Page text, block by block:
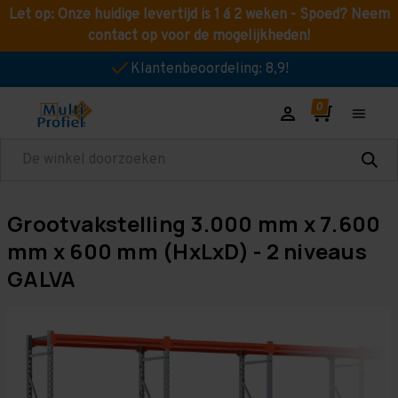
Let op: Onze huidige levertijd is 1 á 2 weken - Spoed? Neem
contact op voor de mogelijkheden!
Klantenbeoordeling: 8,9!
Zoeken
Grootvakstelling 3.000 mm x 7.600
mm x 600 mm (HxLxD) - 2 niveaus
GALVA